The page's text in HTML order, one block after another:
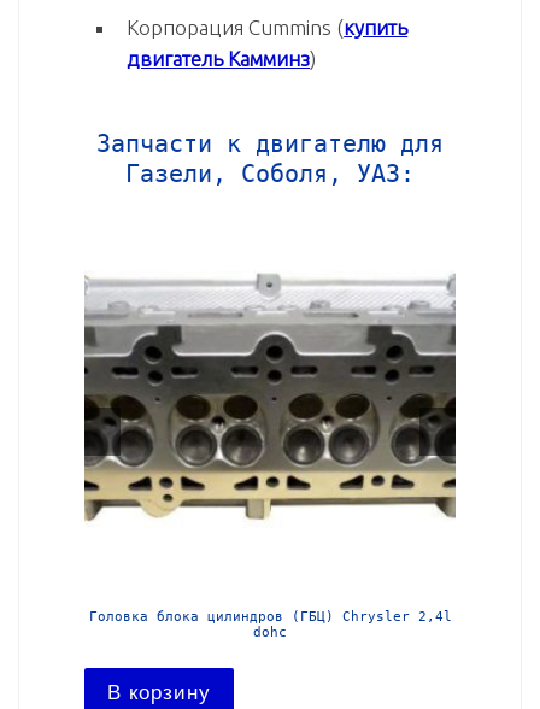
Корпорация Cummins (купить
двигатель Камминз)
Запчасти к двигателю для
Газели, Соболя, УАЗ:
Головка блока цилиндров (ГБЦ) Chrysler 2,4l
dohc
В корзину